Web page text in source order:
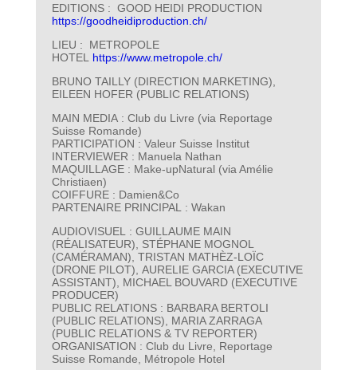
EDITIONS : GOOD HEIDI PRODUCTION
https://goodheidiproduction.ch/
LIEU : METROPOLE
HOTEL https://www.metropole.ch/
BRUNO TAILLY (DIRECTION MARKETING),
EILEEN HOFER (PUBLIC RELATIONS)
MAIN MEDIA : Club du Livre (via Reportage
Suisse Romande)
PARTICIPATION : Valeur Suisse Institut
INTERVIEWER : Manuela Nathan
MAQUILLAGE : Make-upNatural (via Amélie
Christiaen)
COIFFURE : Damien&Co
PARTENAIRE PRINCIPAL : Wakan
AUDIOVISUEL : GUILLAUME MAIN
(RÉALISATEUR), STÉPHANE MOGNOL
(CAMÉRAMAN), TRISTAN MATHÈZ-LOÏC
(DRONE PILOT), AURELIE GARCIA (EXECUTIVE
ASSISTANT), MICHAEL BOUVARD (EXECUTIVE
PRODUCER)
PUBLIC RELATIONS : BARBARA BERTOLI
(PUBLIC RELATIONS), MARIA ZARRAGA
(PUBLIC RELATIONS & TV REPORTER)
ORGANISATION : Club du Livre, Reportage
Suisse Romande, Métropole Hotel